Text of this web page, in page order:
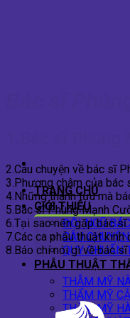
TRANG CHỦ
GIỚI THIỆU
ĐỘI NGŨ
CÂU
QUY CHUẨN
PHẪU THUẬT
THẪM MỸ
THẨM MỸ
THẨM MỸ
2.Câu chuyện về bác sĩ
3.Phương châm của bác
4.Những thành tựu mà
5.Bác sĩ Phùng Mạnh
6.Tại sao nên gặp bác
7.Các ca phẫu thuật
8.Báo chí nói gì về bác